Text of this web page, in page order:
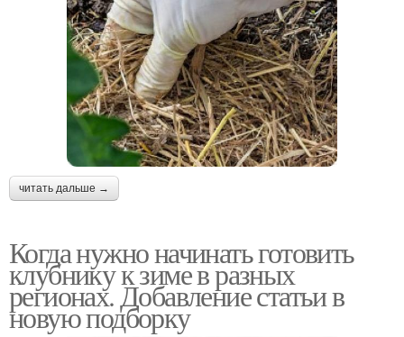
читать дальше →
Когда нужно начинать готовить
клубнику к зиме в разных
регионах. Добавление статьи в
новую подборку